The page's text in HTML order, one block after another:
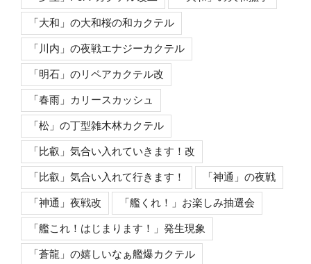
「大和」の大和桜の和カクテル
「川内」の夜戦エナジーカクテル
「明石」のリペアカクテル改
「春雨」カリースカッシュ
「松」の丁型雑木林カクテル
「比叡」気合い入れていきます！改
「比叡」気合い入れて行きます！ 「神通」の夜戦
「神通」夜戦改 「艦くれ！」お楽しみ抽選会
「艦これ！はじまります！」発生現象
「蒼龍」の嬉しいなぁ艦爆カクテル